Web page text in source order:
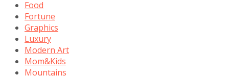
Food
Fortune
Graphics
Luxury
Modern Art
Mom&Kids
Mountains